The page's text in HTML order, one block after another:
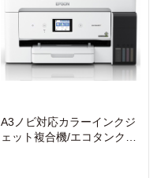
A3ノビ対応カラーインクジ
ェット複合機/エコタンク搭